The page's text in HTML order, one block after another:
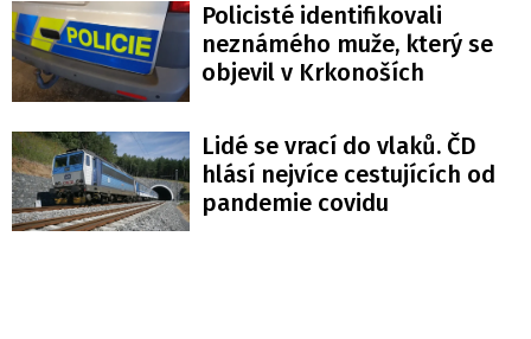
Policisté identifikovali
neznámého muže, který se
objevil v Krkonoších
Lidé se vrací do vlaků. ČD
hlásí nejvíce cestujících od
pandemie covidu